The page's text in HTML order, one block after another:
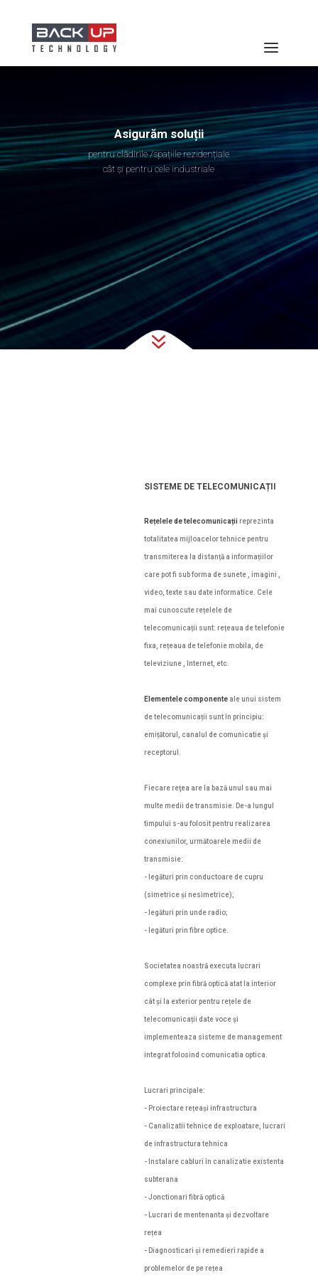
Asigurăm soluții
pentru clădirile /spațiile rezidențiale
cât și pentru cele industriale
7
SISTEME DE TELECOMUNICAȚII
Rețelele de telecomunicații reprezinta
totalitatea mijloacelor tehnice pentru
transmiterea la distanță a informațiilor
care pot fi sub forma de sunete , imagini ,
video, texte sau date informatice. Cele
mai cunoscute rețelele de
telecomunicații sunt: rețeaua de telefonie
fixa, rețeaua de telefonie mobila, de
televiziune , Internet, etc.
Elementele componente ale unui sistem
de telecomunicații sunt în principiu:
emițătorul, canalul de comunicatie și
receptorul.
Fiecare reţea are la bază unul sau mai
multe medii de transmisie. De-a lungul
timpului s-au folosit pentru realizarea
conexiunilor, următoarele medii de
transmisie:
- legături prin conductoare de cupru
(simetrice și nesimetrice);
- legături prin unde radio;
- legături prin fibre optice.
Societatea noastră executa lucrari
complexe prin fibră optică atat la interior
cât și la exterior pentru rețele de
telecomunicații date voce și
implementeaza sisteme de management
integrat folosind comunicatia optica.
Lucrari principale:
- Proiectare rețeași infrastructura
- Canalizatii tehnice de exploatare, lucrari
de infrastructura tehnica
- Instalare cabluri în canalizatie existenta
subterana
- Jonctionari fibră optică
- Lucrari de mentenanta și dezvoltare
rețea
- Diagnosticari și remedieri rapide a
problemelor de pe rețea
DETECȚIE & SEMNALIZARE
INCEDIU
SISTEME DE
TELECOMUNICAȚII
SISTEME IT
INTERFONIE & VIDEOINTERFONIE